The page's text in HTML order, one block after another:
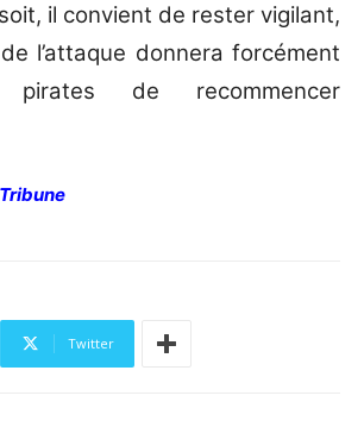
soit, il convient de rester vigilant,
l’attaque donnera forcément
de recommencer
Twitter